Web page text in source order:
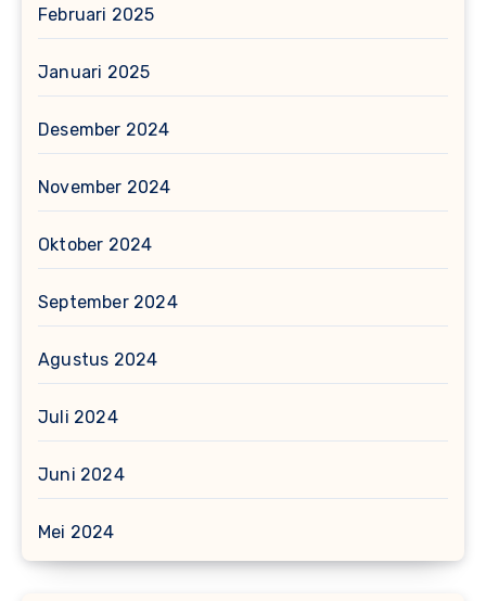
Februari 2025
Januari 2025
Desember 2024
November 2024
Oktober 2024
September 2024
Agustus 2024
Juli 2024
Juni 2024
Mei 2024